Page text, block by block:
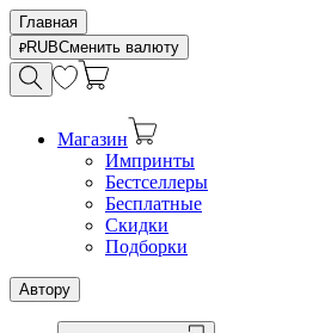
Главная
RUBСменить валюту
Магазин
Импринты
Бестселлеры
Бесплатные
Скидки
Подборки
Автору